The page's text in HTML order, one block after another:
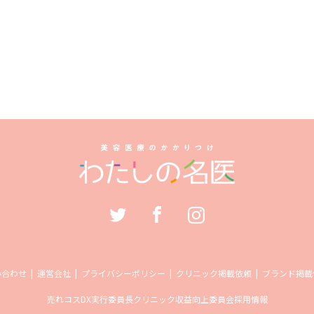
わせ 運営会社 プライバシーポリシー クリニック掲載依頼 ブランド掲
売れコスDX実行委員長クリニック収益向上委員会採用情報